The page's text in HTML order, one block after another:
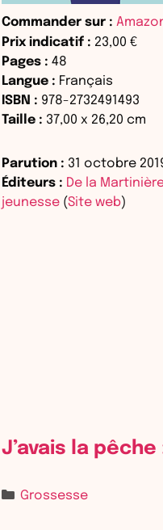
Commander sur :
Prix indicatif : 23,00 €
Pages : 48
Langue : Français
ISBN : 978-2732491493
Taille : 37,00 x 26,20 cm
Parution : 31 octobre
Éditeurs : De la
jeunesse (Site web)
J’avais la pêche
Grossesse